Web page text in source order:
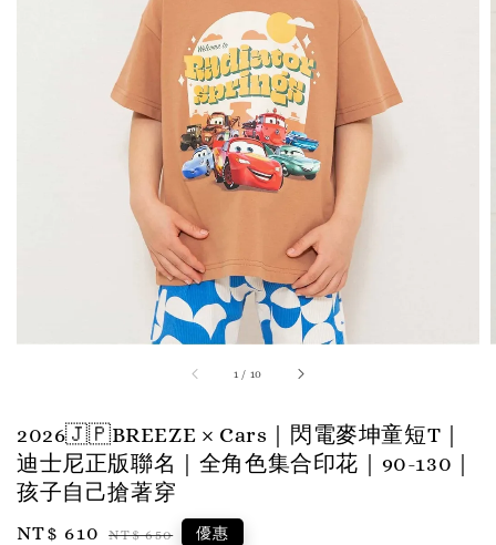
1 / 10
2026🇯🇵BREEZE × Cars｜閃電麥坤童短T｜
迪士尼正版聯名｜全角色集合印花｜90-130｜
孩子自己搶著穿
Sale
NT$ 610 Regular
NT$ 650 優惠